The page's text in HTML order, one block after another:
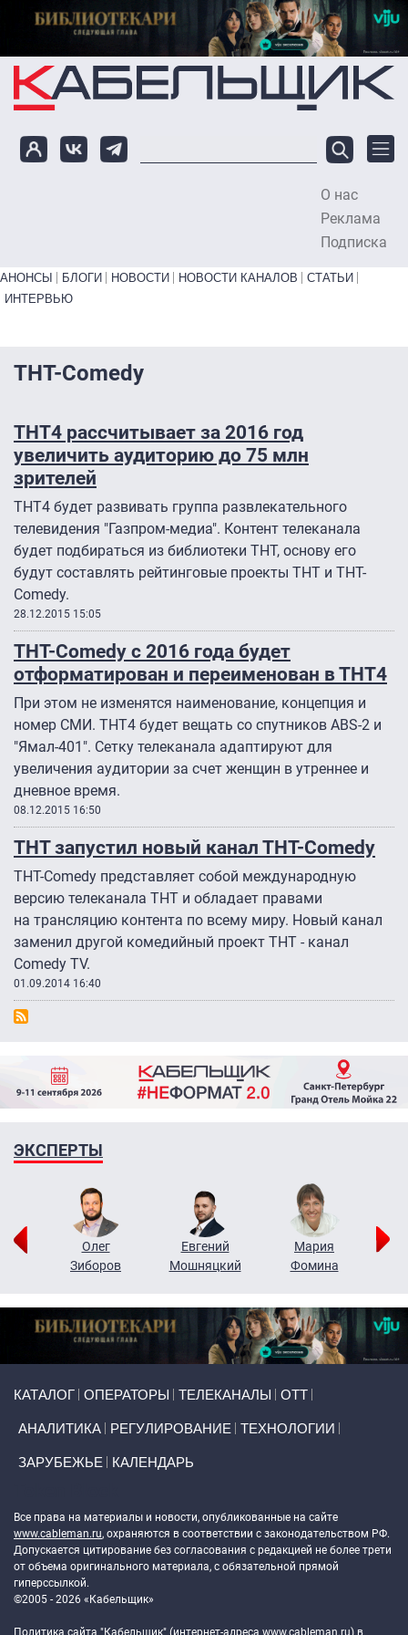
Перейти к основному содержанию
О нас
Реклама
Подписка
Primary links bottom
АНОНСЫ БЛОГИ НОВОСТИ НОВОСТИ КАНАЛОВ
СТАТЬИ
ИНТЕРВЬЮ
ТНТ-Comedy
ТНТ4 рассчитывает за 2016 год
увеличить аудиторию до 75 млн
зрителей
ТНТ4 будет развивать группа развлекательного
телевидения "Газпром-медиа". Контент телеканала
будет подбираться из библиотеки ТНТ, основу его
будут составлять рейтинговые проекты ТНТ и ТНТ-
Comedy.
28.12.2015 15:05
ТНТ-Comedy с 2016 года будет
отформатирован и переименован в ТНТ4
При этом не изменятся наименование, концепция и
номер СМИ. ТНТ4 будет вещать со спутников ABS-2 и
"Ямал-401". Сетку телеканала адаптируют для
увеличения аудитории за счет женщин в утреннее и
дневное время.
08.12.2015 16:50
ТНТ запустил новый канал ТНТ-Comedy
ТНТ-Comedy представляет собой международную
версию телеканала ТНТ и обладает правами
на трансляцию контента по всему миру. Новый канал
заменил другой комедийный проект ТНТ - канал
Comedy TV.
01.09.2014 16:40
ЭКСПЕРТЫ
Олег
Зиборов
Евгений
Мошняцкий
Мария
Фомина
КАТАЛОГ ОПЕРАТОРЫ ТЕЛЕКАНАЛЫ ОТТ
АНАЛИТИКА РЕГУЛИРОВАНИЕ ТЕХНОЛОГИИ
ЗАРУБЕЖЬЕ КАЛЕНДАРЬ
Все права на материалы и новости, опубликованные на сайте
www.cableman.ru, охраняются в соответствии с законодательством РФ.
Допускается цитирование без согласования с редакцией не более трети
от объема оригинального материала, с обязательной прямой
гиперссылкой.
©2005 - 2026 «Кабельщик»
Политика сайта "Кабельщик" (интернет-адреса www.cableman.ru) в